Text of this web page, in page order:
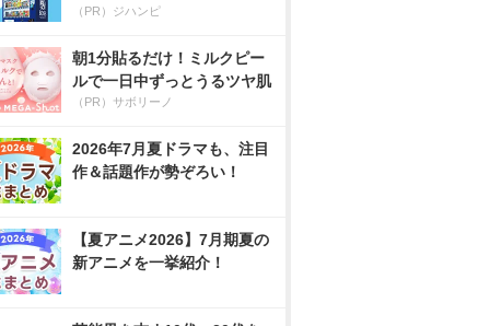
（PR）ジハンピ
朝1分貼るだけ！ミルクピー
ルで一日中ずっとうるツヤ肌
（PR）サボリーノ
2026年7月夏ドラマも、注目
作＆話題作が勢ぞろい！
【夏アニメ2026】7月期夏の
新アニメを一挙紹介！